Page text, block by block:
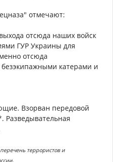
отмечают:
отсюда наших войск
ГУР Украины для
отсюда
безэкипажными катерами и
Взорван передовой
Разведывательная
террористов и
.